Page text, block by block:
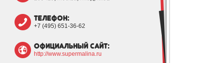
телефон:
+7 (495) 651-36-62
официальный сайт:
http://www.supermalina.ru